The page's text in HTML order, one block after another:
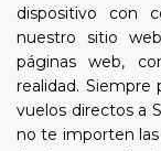
dispositivo con
nuestro sitio
páginas web,
realidad. Siempre
vuelos directos a
no te importen las